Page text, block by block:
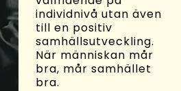
individnivå utan även
till en positiv
samhällsutveckling.
När människan mår
bra, mår samhället
bra.